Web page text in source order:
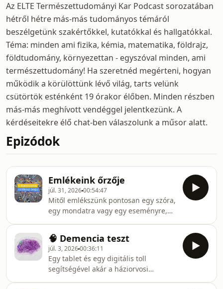
Az ELTE Természettudományi Kar Podcast sorozatában
hétről hétre más-más tudományos témáról
beszélgetünk szakértőkkel, kutatókkal és hallgatókkal.
Téma: minden ami fizika, kémia, matematika, földrajz,
földtudomány, környezettan - egyszóval minden, ami
természettudomány! Ha szeretnéd megérteni, hogyan
működik a körülöttünk lévő világ, tarts velünk
csütörtök esténként 19 órakor élőben. Minden részben
más-más meghívott vendéggel jelentkezünk. A
kérdéseitekre élő chat-ben válaszolunk a műsor alatt.
Epizódok
Emlékeink őrzője
júl. 31, 202600:54:47
Mitől emlékszünk pontosan egy szóra,
egy mondatra vagy egy eseményre,
összemosódnak? Hogyan különíti el az
agy az egymáshoz nagyon hasonló
emlékeket, és miért hisszük néha azt,
hogy láttunk vagy hallottunk valamit,
ami valójában nem is úgy történt?A
TTK Podcast vendégei Dr. Keresztes
🧠 Demencia teszt
júl. 3, 202600:36:11
Egy tablet és egy digitális toll
segítségével akár a háziorvosi